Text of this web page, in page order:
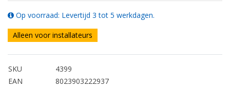
Op voorraad: Levertijd 3 tot 5 werkdagen.
Alleen voor installateurs
SKU
4399
EAN
8023903222937